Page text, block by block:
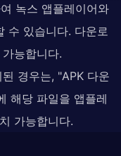
녹스 앱플레이어와
수 있습니다. 다운로
능합니다.
경우는, "APK 다운
해당 파일을 앱플레
가능합니다.